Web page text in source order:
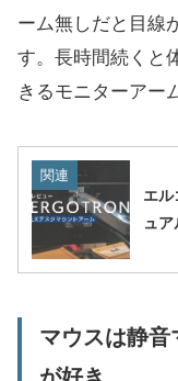
ーム無しだと目線
す。長時間続くと
きるモニターアー
関連
エル
ュア
マウスは静